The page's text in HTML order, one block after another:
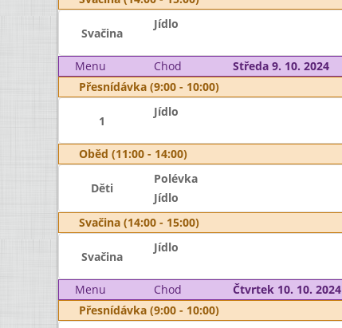
Svačina
Jídlo
Menu Chod Středa 9. 10. 2024
Přesnídávka (9:00 - 10:00)
1
Jídlo
Oběd (11:00 - 14:00)
Děti
Polévka
Jídlo
Svačina (14:00 - 15:00)
Svačina
Jídlo
Menu Chod Čtvrtek 10. 10. 2024
Přesnídávka (9:00 - 10:00)